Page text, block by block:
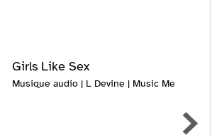
Girls Like Sex
Musique audio | L Devine | Music Me